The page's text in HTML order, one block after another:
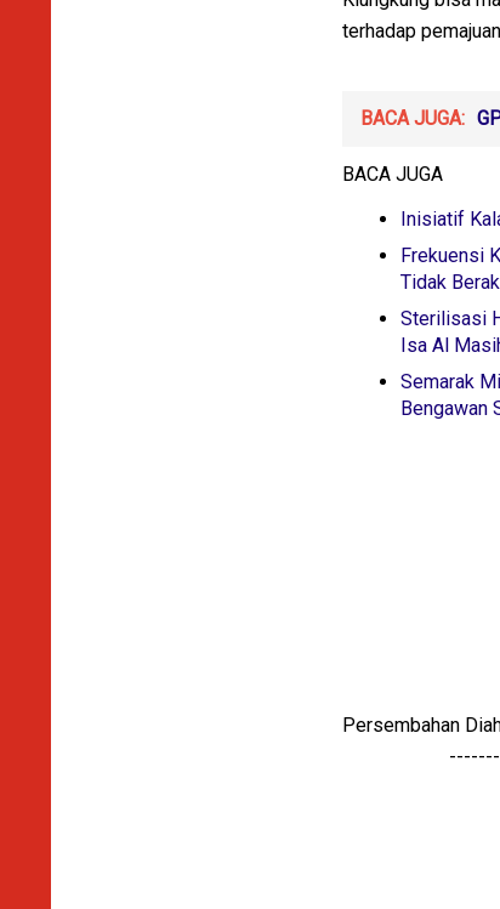
terhadap
BACA JUGA:
BACA JUGA
Inisiatif
Frekuensi
Tidak
Sterilisasi
Isa Al
Semarak
Bengawan
Persembahan
--------